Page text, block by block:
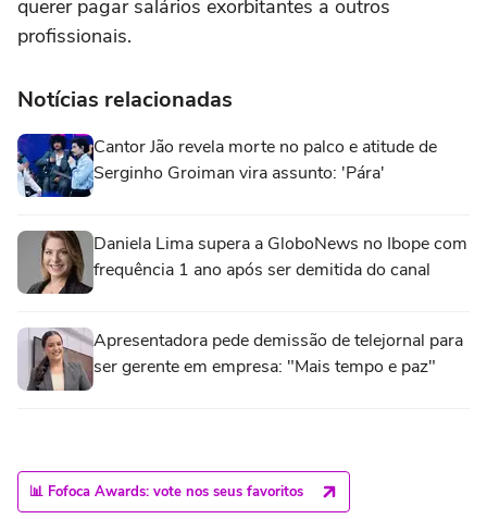
querer pagar salários exorbitantes a outros
profissionais.
Notícias relacionadas
Cantor Jão revela morte no palco e atitude de
Serginho Groiman vira assunto: 'Pára'
Daniela Lima supera a GloboNews no Ibope com
frequência 1 ano após ser demitida do canal
Apresentadora pede demissão de telejornal para
ser gerente em empresa: "Mais tempo e paz"
📊 Fofoca Awards: vote nos seus favoritos